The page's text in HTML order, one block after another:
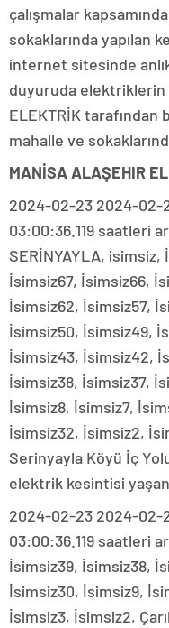
çalışmalar
sokaklarında yapılan
internet sitesinde
duyuruda elektriklerin
ELEKTRİK tarafından
mahalle ve
MANİSA ALAŞEHIR
2024-02-23 2024-02-
03:00:36.119 saatleri
SERİNYAYLA,
İsimsiz67, İsimsiz66,
İsimsiz62, İsimsiz57,
İsimsiz50, İsimsiz49,
İsimsiz43, İsimsiz42,
İsimsiz38, İsimsiz37,
İsimsiz8, İsimsiz7,
İsimsiz32, İsimsiz2,
Serinyayla Köyü İç
elektrik kesintisi
2024-02-23 2024-02-
03:00:36.119 saatleri
İsimsiz39, İsimsiz38,
İsimsiz30, İsimsiz9,
İsimsiz3, İsimsiz2,